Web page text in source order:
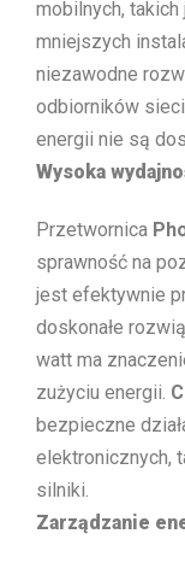
mobilnych, takich
mniejszych
niezawodne
odbiorników
energii nie są
Wysoka
Przetwornica
sprawność na
jest efektywnie
doskonałe
watt ma
zużyciu energii.
bezpieczne
elektronicznych,
silniki.
Zarządzanie